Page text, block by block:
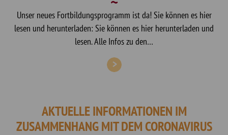
Unser neues Fortbildungsprogramm ist da! Sie können es hier
lesen und herunterladen: Sie können es hier herunterladen und
lesen. Alle Infos zu den…
AKTUELLE INFORMATIONEN IM
ZUSAMMENHANG MIT DEM CORONAVIRUS